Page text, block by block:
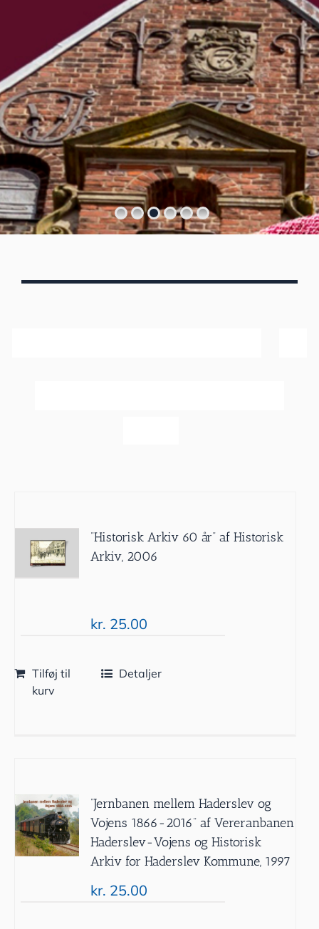
”Historisk Arkiv 60 år” af Historisk
Arkiv, 2006
kr. 25.00
Tilføj til
kurv
Detaljer
”Jernbanen mellem Haderslev og
Vojens 1866-2016” af Vereranbanen
Haderslev-Vojens og Historisk
Arkiv for Haderslev Kommune, 1997
kr. 25.00